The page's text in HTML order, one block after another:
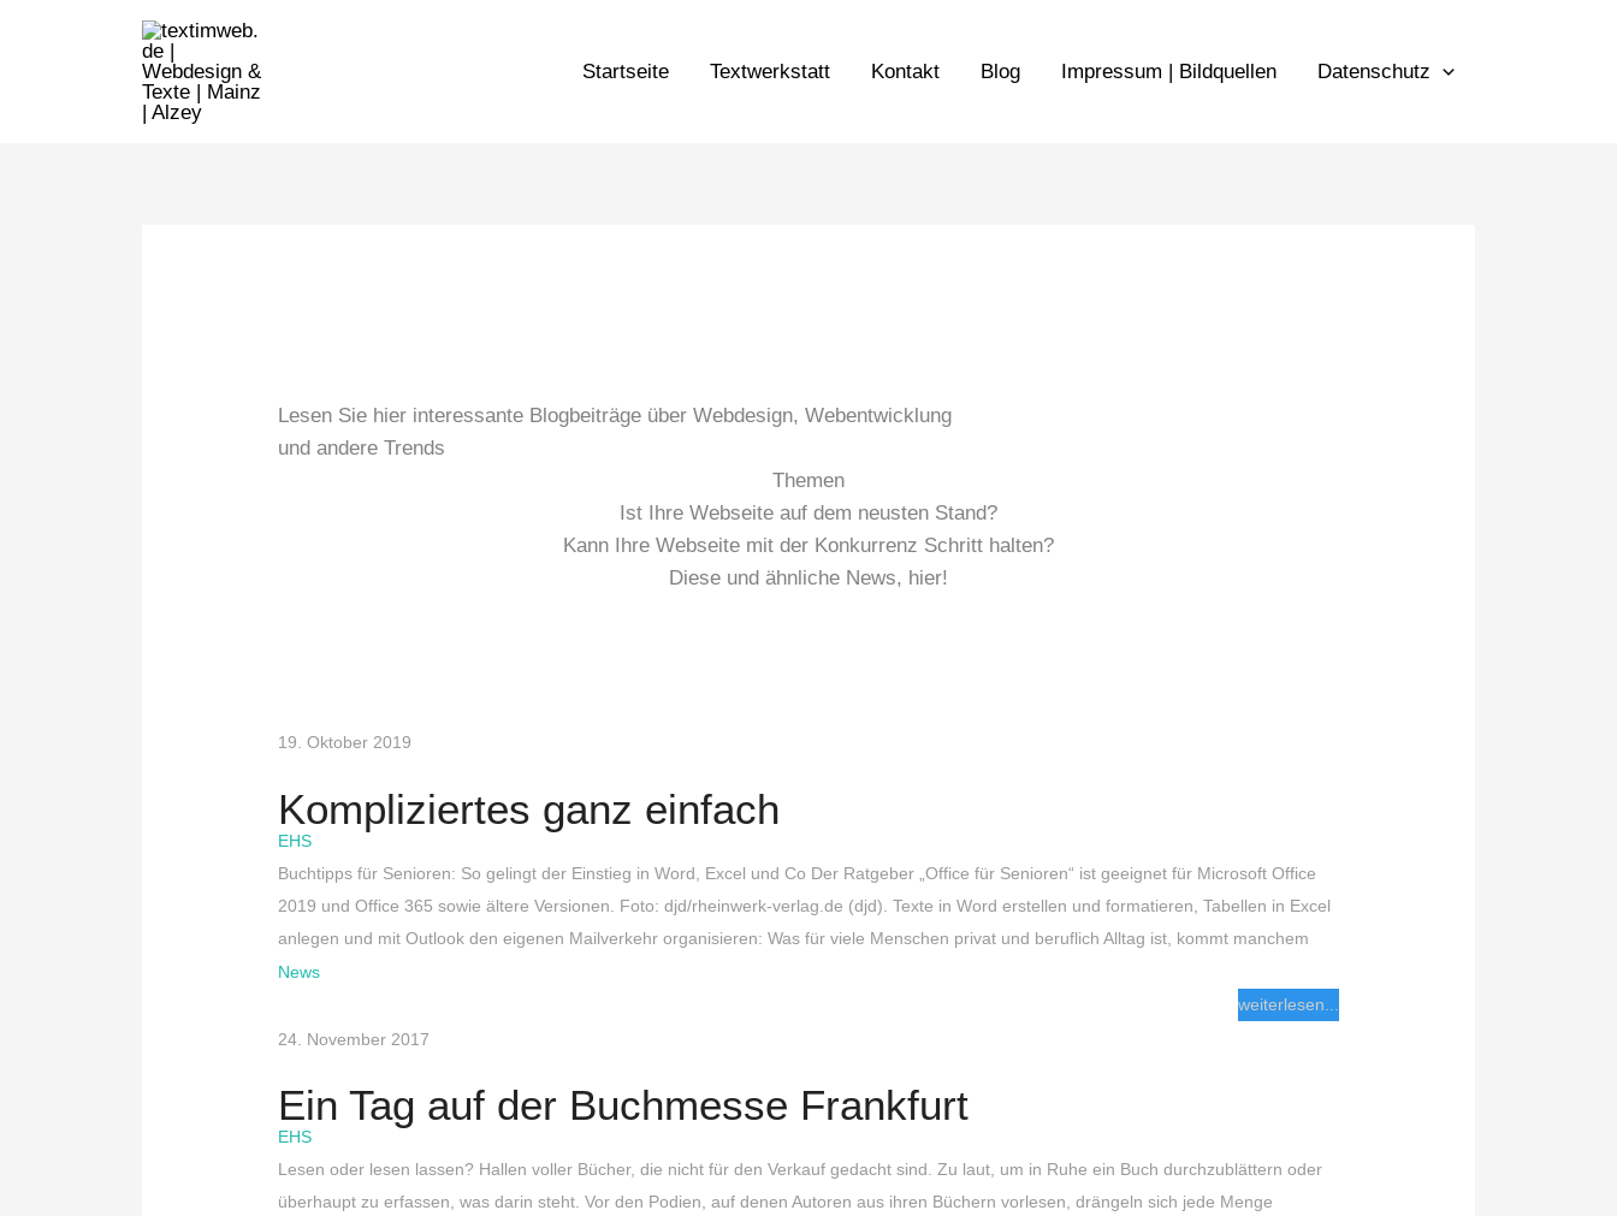
Startseite Textwerkstatt Kontakt Blog Impressum | Bildquellen Datenschutz
Lesen Sie hier interessante Blogbeiträge über Webdesign, Webentwicklung
und andere Trends
Themen
Ist Ihre Webseite auf dem neusten Stand?
Kann Ihre Webseite mit der Konkurrenz Schritt halten?
Diese und ähnliche News, hier!
19. Oktober 2019
Kompliziertes ganz einfach
EHS
Buchtipps für Senioren: So gelingt der Einstieg in Word, Excel und Co Der Ratgeber „Office für Senioren“ ist geeignet für Microsoft Office
2019 und Office 365 sowie ältere Versionen. Foto: djd/rheinwerk-verlag.de (djd). Texte in Word erstellen und formatieren, Tabellen in Excel
anlegen und mit Outlook den eigenen Mailverkehr organisieren: Was für viele Menschen privat und beruflich Alltag ist, kommt manchem
News
weiterlesen...
24. November 2017
Ein Tag auf der Buchmesse Frankfurt
EHS
Lesen oder lesen lassen? Hallen voller Bücher, die nicht für den Verkauf gedacht sind. Zu laut, um in Ruhe ein Buch durchzublättern oder
überhaupt zu erfassen, was darin steht. Vor den Podien, auf denen Autoren aus ihren Büchern vorlesen, drängeln sich jede Menge